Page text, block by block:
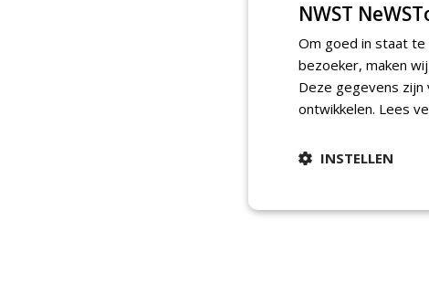
NWST
Om goed in staat te
bezoeker, maken
Deze gegevens
ontwikkelen. Lees
INSTELLEN